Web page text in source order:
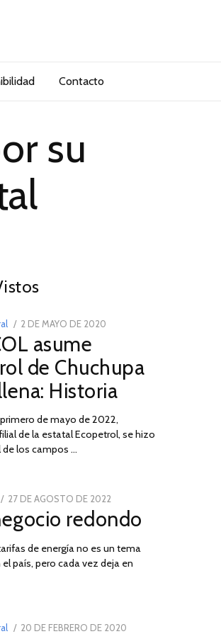
Contacto
su
POSTED
ON
2 DE MAYO DE 2020
DE
2026
asume
de Chuchupa
Historia
de mayo de 2022,
de la estatal Ecopetrol, se hizo
los campos …
POSTED
ON
27 DE AGOSTO DE 202230
DE
DE
2022
redondo
de energía no es un tema
país, pero cada vez deja en
03
POSTED
20 DE FEBRERO DE 2020